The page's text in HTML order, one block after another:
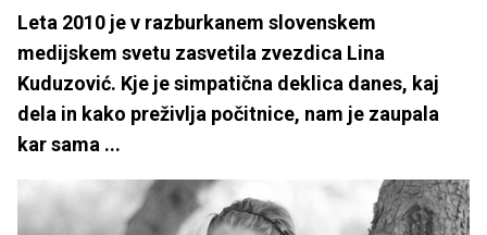
Leta 2010 je v razburkanem slovenskem
medijskem svetu zasvetila zvezdica Lina
Kuduzović. Kje je simpatična deklica danes, kaj
dela in kako preživlja počitnice, nam je zaupala
kar sama ...